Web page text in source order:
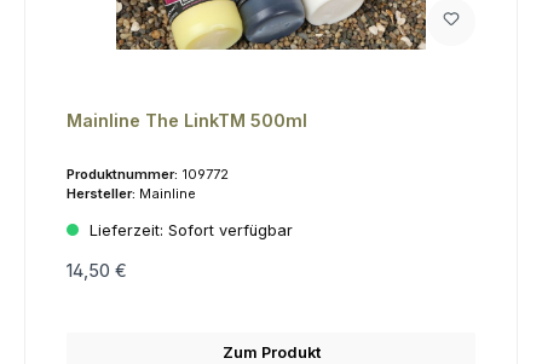
Mainline The LinkTM 500ml
Produktnummer: 109772
Hersteller: Mainline
Lieferzeit: Sofort verfügbar
14,50 €
Zum Produkt